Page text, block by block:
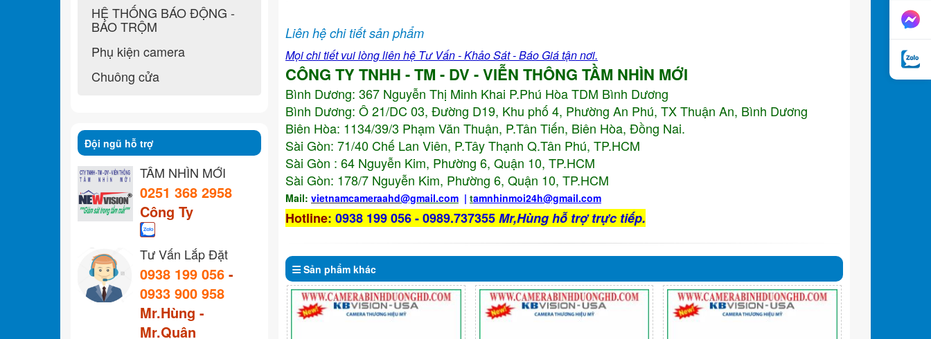
Liên hệ chi tiết sản phẩm
Mọi chi tiết vui lòng liên hệ Tư Vấn - Khảo Sát - Báo Giá tận nơi.
CÔNG TY TNHH - TM - DV - VIỄN THÔNG TẦM NHÌN MỚI
Bình Dương: 367 Nguyễn Thị Minh Khai P.Phú Hòa TDM Bình Dương
Bình Dương: Ô 21/DC 03, Đường D19, Khu phố 4, Phường An Phú, TX Thuận An, Bình Dương
Biên Hòa: 1134/39/3 Phạm Văn Thuận, P.Tân Tiến, Biên Hòa, Đồng Nai.
Sài Gòn: 71/40 Chế Lan Viên, P.Tây Thạnh Q.Tân Phú, TP.HCM
Sài Gòn : 64 Nguyễn Kim, Phường 6, Quận 10, TP.HCM
Sài Gòn: 178/7 Nguyễn Kim, Phường 6, Quận 10, TP.HCM
Mail: vietnamcameraahd@gmail.com | tamnhinmoi24h@gmail.com
Hotline: 0938 199 056 - 0989.737355Mr,Hùng hỗ trợ trực tiếp.
Sản phẩm khác
HỆ THỐNG BÁO ĐỘNG -
BÁO TRỘM
Phụ kiện camera
Chuông cửa
Đội ngũ hỗ trợ
TẦM NHÌN MỚI
0251 368 2958
Công Ty
Tư Vấn Lắp Đặt
0938 199 056 -
0933 900 958
Mr.Hùng -
Mr.Quân